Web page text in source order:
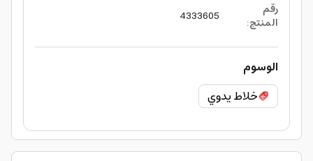
رقم
المنتج:
4333605
الوسوم
خلاط يدوي